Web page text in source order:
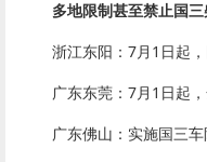
多地限制甚至禁止国
浙江东阳：7月1日起，
广东东莞：7月1日起，
广东佛山：实施国三车